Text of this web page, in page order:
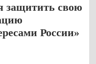
защитить свою
России»